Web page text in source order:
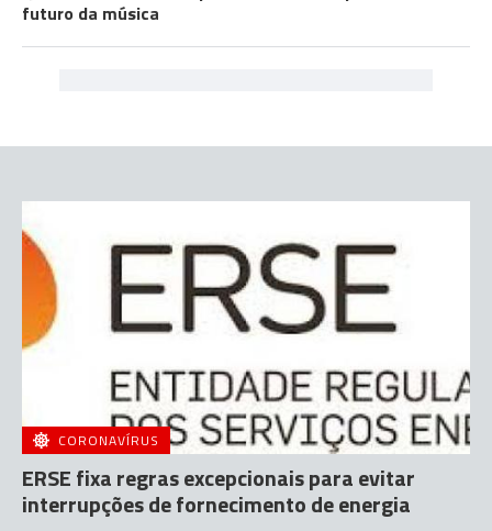
futuro da música
CORONAVÍRUS
ERSE fixa regras excepcionais para evitar
interrupções de fornecimento de energia